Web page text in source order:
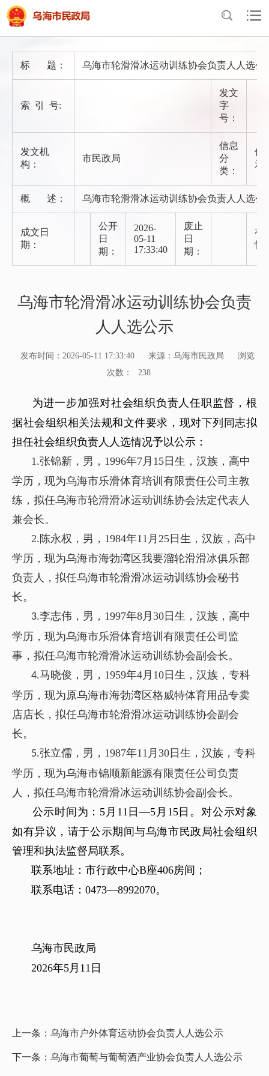
首页
标 题： 乌海市轮滑滑冰运动训练协会负责人人选公
索 引 号:
发文
字
号：
发文机
构：
市民政局
信息
分
类：
信
示
概 述： 乌海市轮滑滑冰运动训练协会负责人人选公
成文日
期：
公开
日
期：
2026-
05-11
17:33:40
废止
日
期：
有
性
乌海市轮滑滑冰运动训练协会负责
人人选公示
发布时间：2026-05-11 17:33:40 来源：乌海市民政局
浏览
次数：
238
为进一步加强对社会组织负责人任职监督，根
据社会组织相关法规和文件要求，现对下列同志拟
担任社会组织负责人人选情况予以公示：
1.张锦新 ， 男 ， 1996年7月 15 日生， 汉族， 高中
学历，现为乌海市乐滑体育培训有限责任公司主教
练 ，拟任乌海市轮滑滑冰运动训练协会法定代表人
兼会长。
2. 陈永权 ， 男 ， 1984年11 月 25 日生， 汉族， 高中
学历，现为乌海市海勃湾区我要溜轮滑滑冰俱乐部
负责人 ，拟任乌海市轮滑滑冰运动训练协会秘书
长。
3.李志伟 ， 男 ， 1997年8月 30 日生， 汉族， 高中
学历， 现为乌海市乐滑体育培训有限责任公司监
事 ， 拟任乌海市轮滑滑冰运动训练协会副会长。
4.马晓俊 ， 男 ， 1959年4月 10 日生， 汉族， 专科
学历， 现为原乌海市海勃湾区格威特体育用品专卖
店店长 ， 拟任乌海市轮滑滑冰运动训练协会副会
长。
5.张立儒 ， 男 ， 1987年11 月 30 日生， 汉族， 专科
学历， 现为乌海市锦顺新能源有限责任公司负责
人 ， 拟任乌海市轮滑滑冰运动训练协会副会长。
公示时间为： 5 月 11 日―5 月 15日。对公示对象
如有异议，请于公示期间与乌海市民政局社会组织
管理和执法监督局联系。
联系地址：市行政中心B座406房间 ；
联系电话： 0473—8992070。
乌海市民政局
2026年5月 11 日
上一条： 乌海市户外体育运动协会负责人人选公示
下一条： 乌海市葡萄与葡萄酒产业协会负责人人选公示